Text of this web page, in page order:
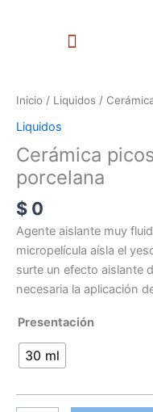
Menu
Inicio / Liquidos /
Liquidos
Cerámica
porcelana
$ 0
Agente aislante muy
micropelícula aísla el
surte un efecto aislante
necesaria la aplicación
Presentación
30 ml
picosep
porcelana
cantidad